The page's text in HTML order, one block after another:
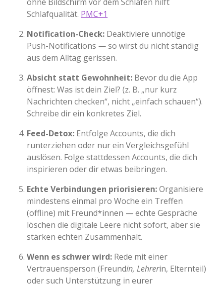
Schlafqualität. PMC+1
Notification-Check: Deaktiviere unnötige
Push-Notifications — so wirst du nicht ständig
aus dem Alltag gerissen.
Absicht statt Gewohnheit: Bevor du die App
öffnest: Was ist dein Ziel? (z. B. „nur kurz
Nachrichten checken“, nicht „einfach schauen“).
Schreibe dir ein konkretes Ziel.
Feed-Detox: Entfolge Accounts, die dich
runterziehen oder nur ein Vergleichsgefühl
auslösen. Folge stattdessen Accounts, die dich
inspirieren oder dir etwas beibringen.
Echte Verbindungen priorisieren:Organisiere
mindestens einmal pro Woche ein Treffen
(offline) mit Freund*innen — echte Gespräche
löschen die digitale Leere nicht sofort, aber sie
stärken echten Zusammenhalt.
Wenn es schwer wird: Rede mit einer
Vertrauensperson (Freundin, Lehrerin, Elternteil)
oder such Unterstützung in eurer